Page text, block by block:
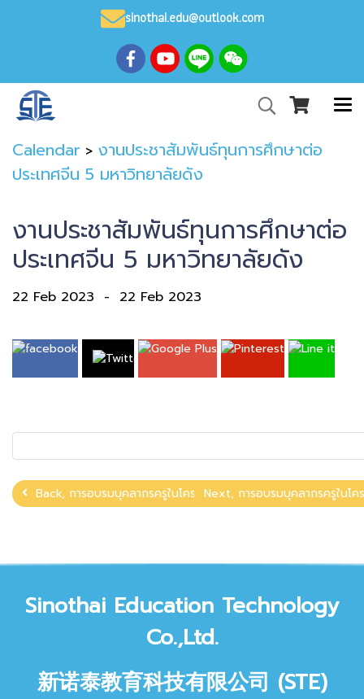
sinothai.edu@outlook.com
Calendar > งานประชาสัมพันธ์ทุนการศึกษาต่อ
ประเทศจีน 5 มหาวิทยาลัยดัง
งานประชาสัมพันธ์ทุนการศึกษาต่อ
ประเทศจีน 5 มหาวิทยาลัยดัง
22 Feb 2023 - 22 Feb 2023
Back, การอบรมบุคลากรครูใ
Next, การอบรมบุคลากรครูในโ
Sinothai Education Technology
Co.,Ltd.
新诺泰教育科技有限公司 (STE)